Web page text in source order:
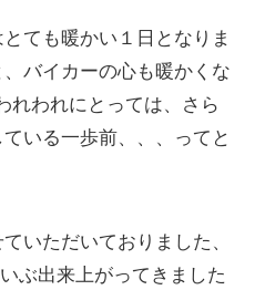
ても暖かい１日となりま
バイカーの心も暖かくな
れわれにとっては、さら
いる一歩前、、、ってと
いただいておりました、
ぶ出来上がってきました